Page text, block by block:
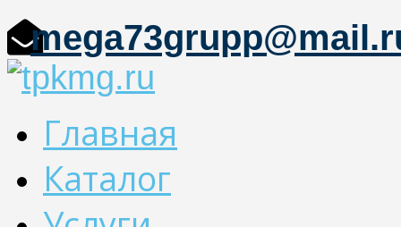
Главная
Каталог